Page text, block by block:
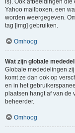
Yahoo mailboxen, een
worden weergegeven.
tag [img] gebruiken.
Omhoog
Wat zijn globale
Globale mededelingen
komt ze dan ook op
en in het
plaatsen hangt af van de
beheerder.
Omhoog